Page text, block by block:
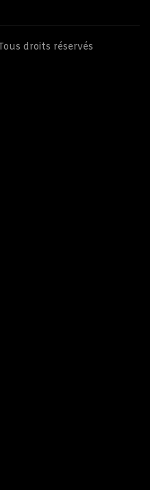
droits réservés